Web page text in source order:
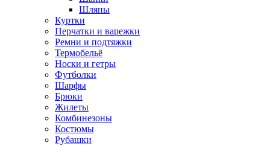
Шляпы
Куртки
Перчатки и варежки
Ремни и подтяжки
Термобельё
Носки и гетры
Футболки
Шарфы
Брюки
Жилеты
Комбинезоны
Костюмы
Рубашки